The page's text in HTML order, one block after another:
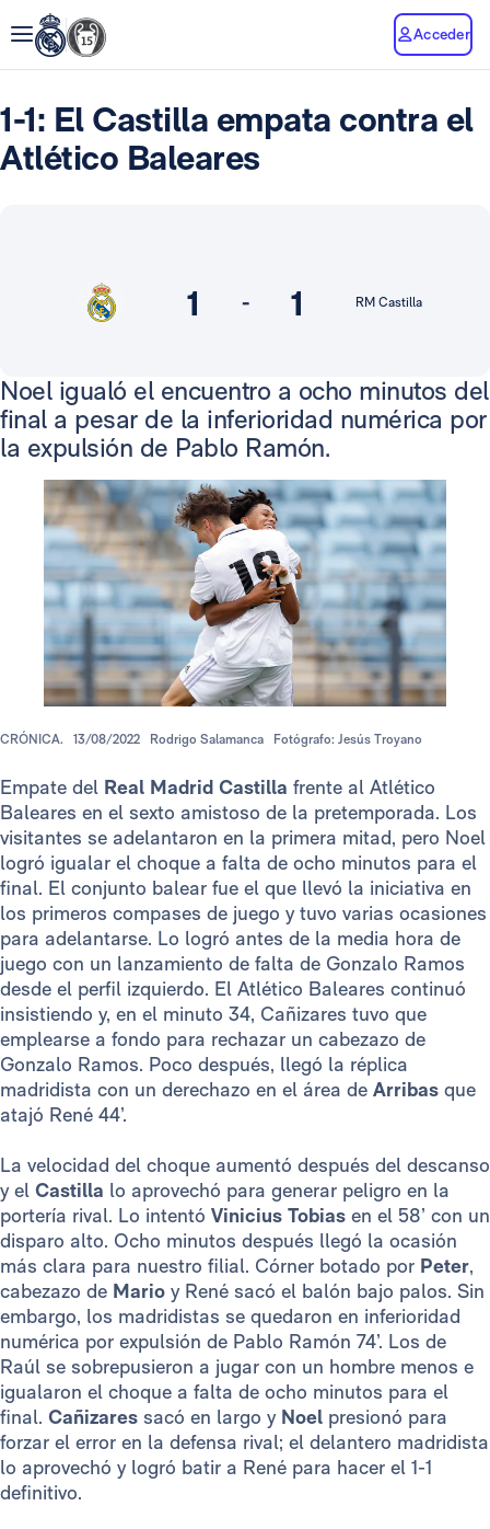
Acceder
1-1: El Castilla empata contra el
Atlético Baleares
1 - 1 RM Castilla
Noel igualó el encuentro a ocho minutos del
final a pesar de la inferioridad numérica por
la expulsión de Pablo Ramón.
CRÓNICA. 13/08/2022 Rodrigo Salamanca Fotógrafo: Jesús Troyano
Empate del Real Madrid Castilla frente al Atlético
Baleares en el sexto amistoso de la pretemporada. Los
visitantes se adelantaron en la primera mitad, pero Noel
logró igualar el choque a falta de ocho minutos para el
final. El conjunto balear fue el que llevó la iniciativa en
los primeros compases de juego y tuvo varias ocasiones
para adelantarse. Lo logró antes de la media hora de
juego con un lanzamiento de falta de Gonzalo Ramos
desde el perfil izquierdo. El Atlético Baleares continuó
insistiendo y, en el minuto 34, Cañizares tuvo que
emplearse a fondo para rechazar un cabezazo de
Gonzalo Ramos. Poco después, llegó la réplica
madridista con un derechazo en el área de Arribas que
atajó René 44’.
La velocidad del choque aumentó después del descanso
y el Castilla lo aprovechó para generar peligro en la
portería rival. Lo intentó Vinicius Tobias en el 58’ con un
disparo alto. Ocho minutos después llegó la ocasión
más clara para nuestro filial. Córner botado por Peter,
cabezazo de Mario y René sacó el balón bajo palos. Sin
embargo, los madridistas se quedaron en inferioridad
numérica por expulsión de Pablo Ramón 74’. Los de
Raúl se sobrepusieron a jugar con un hombre menos e
igualaron el choque a falta de ocho minutos para el
final. Cañizares sacó en largo y Noel presionó para
forzar el error en la defensa rival; el delantero madridista
lo aprovechó y logró batir a René para hacer el 1-1
definitivo.